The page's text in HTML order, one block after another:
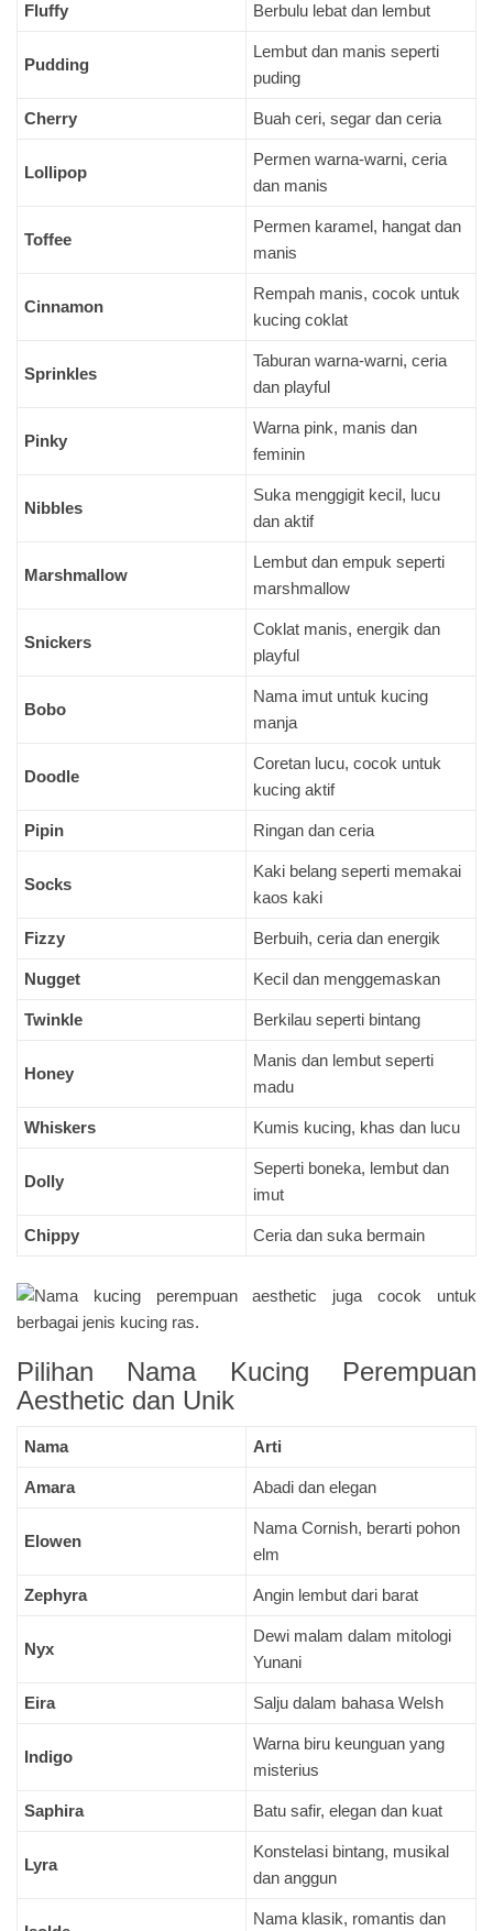
Fluffy Berbulu lebat dan lembut
Pudding
Lembut dan manis seperti
puding
Cherry Buah ceri, segar dan ceria
Lollipop
Permen warna-warni, ceria
dan manis
Toffee
Permen karamel, hangat dan
manis
Cinnamon
Rempah manis, cocok untuk
kucing coklat
Sprinkles
Taburan warna-warni, ceria
dan playful
Pinky
Warna pink, manis dan
feminin
Nibbles
Suka menggigit kecil, lucu
dan aktif
Marshmallow
Lembut dan empuk seperti
marshmallow
Snickers
Coklat manis, energik dan
playful
Bobo
Nama imut untuk kucing
manja
Doodle
Coretan lucu, cocok untuk
kucing aktif
Pipin Ringan dan ceria
Socks
Kaki belang seperti memakai
kaos kaki
Fizzy Berbuih, ceria dan energik
Nugget Kecil dan menggemaskan
Twinkle Berkilau seperti bintang
Honey
Manis dan lembut seperti
madu
Whiskers Kumis kucing, khas dan lucu
Dolly
Seperti boneka, lembut dan
imut
Chippy Ceria dan suka bermain
Pilihan Nama Kucing Perempuan
Aesthetic dan Unik
Nama Arti
Amara Abadi dan elegan
Elowen
Nama Cornish, berarti pohon
elm
Zephyra Angin lembut dari barat
Nyx
Dewi malam dalam mitologi
Yunani
Eira Salju dalam bahasa Welsh
Indigo
Warna biru keunguan yang
misterius
Saphira Batu safir, elegan dan kuat
Lyra
Konstelasi bintang, musikal
dan anggun
Nama klasik, romantis dan